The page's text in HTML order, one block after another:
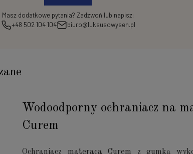
Masz dodatkowe pytania? Zadzwoń lub napisz:
+48 502 104 104
biuro@luksusowysen.pl
Wodoodporny ochraniacz na
Curem
Ochraniacz materaca Curem z gumką